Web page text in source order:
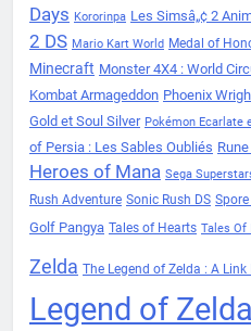
Days Kororinpa Les Simsâ„¢ 2
2 DS Mario Kart World Medal of
Minecraft Monster 4X4 : World
Kombat Armageddon Phoenix
Gold et Soul Silver Pokémon Ecarlate
of Persia : Les Sables Oubliés
Heroes of Mana Sega
Rush Adventure Sonic Rush DS
Golf Pangya Tales of Hearts Tales Of
Zelda The Legend of Zelda : A
Legend of